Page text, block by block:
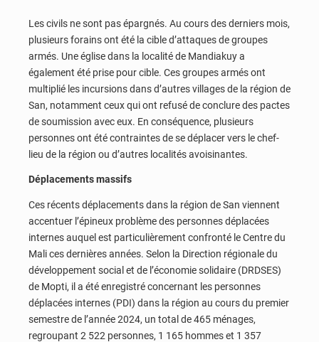
Les civils ne sont pas épargnés. Au cours des derniers mois,
plusieurs forains ont été la cible d’attaques de groupes
armés. Une église dans la localité de Mandiakuy a
également été prise pour cible. Ces groupes armés ont
multiplié les incursions dans d’autres villages de la région de
San, notamment ceux qui ont refusé de conclure des pactes
de soumission avec eux. En conséquence, plusieurs
personnes ont été contraintes de se déplacer vers le chef-
lieu de la région ou d’autres localités avoisinantes.
Déplacements massifs
Ces récents déplacements dans la région de San viennent
accentuer l’épineux problème des personnes déplacées
internes auquel est particulièrement confronté le Centre du
Mali ces dernières années. Selon la Direction régionale du
développement social et de l’économie solidaire (DRDSES)
de Mopti, il a été enregistré concernant les personnes
déplacées internes (PDI) dans la région au cours du premier
semestre de l’année 2024, un total de 465 ménages,
regroupant 2 522 personnes, 1 165 hommes et 1 357